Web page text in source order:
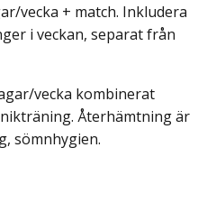
vecka + match. Inkludera
i veckan, separat från
vecka kombinerat
Återhämtning är
sömnhygien.